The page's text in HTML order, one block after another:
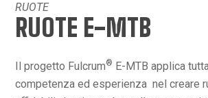
RUOTE
RUOTE E-MTB
Il progetto Fulcrum® E-MTB applica
competenza ed esperienza nel creare